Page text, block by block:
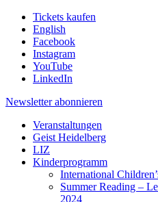
Tickets kaufen
English
Facebook
Instagram
YouTube
LinkedIn
Newsletter abonnieren
Veranstaltungen
Geist Heidelberg
LIZ
Kinderprogramm
International
Summer Reading –
2024